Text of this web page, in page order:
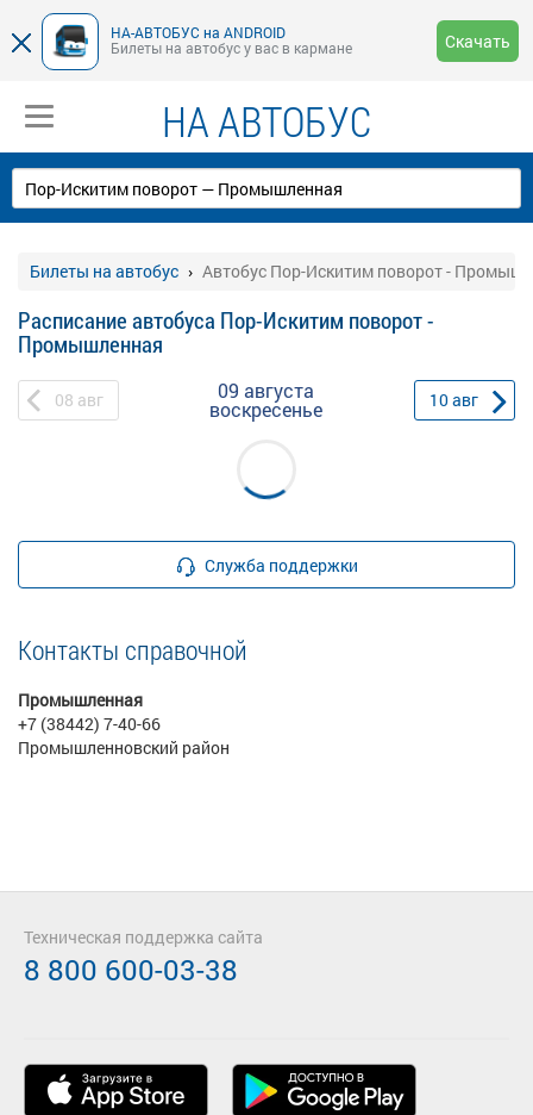
НА-АВТОБУС на ANDROID
Билеты на автобус у вас в кармане
Скачать
НА АВТОБУС
Билеты на автобус Автобус Пор-Искитим поворот -
Расписание автобуса Пор-Искитим поворот -
Промышленная
08 авг 09 августа
воскресенье 10авг
Служба поддержки
Контакты справочной
Промышленная
+7 (38442) 7-40-66
Промышленновский район
Техническая поддержка сайта
8 800 600-03-38